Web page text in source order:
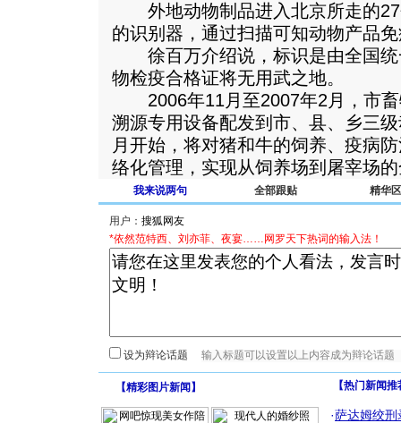
外地动物制品进入北京所走的27
的识别器，通过扫描可知动物产品
徐百万介绍说，标识是由全国统
物检疫合格证将无用武之地。
2006年11月至2007年2月，市畜
溯源专用设备配发到市、县、乡三
月开始，将对猪和牛的饲养、疫病
络化管理，实现从饲养场到屠宰场
我来说两句 全部跟贴 精华区
用户：
*依然范特西、刘亦菲、夜宴……网罗天下热词的输入法！
设为辩论话题
【精彩图片新闻 】 【热门新闻
·萨达姆绞刑